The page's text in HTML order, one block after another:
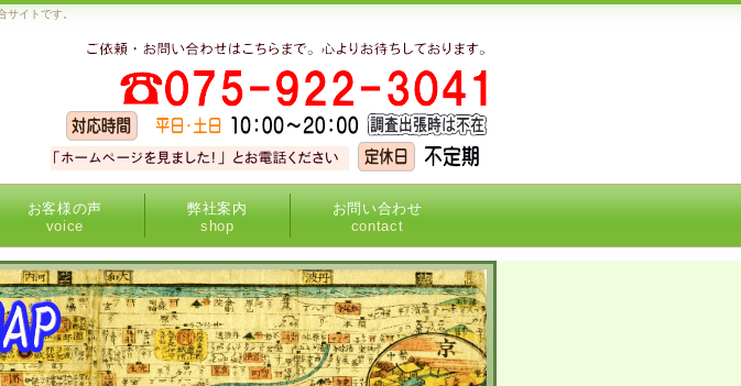
イトです。
お客様の声
voice
弊社案内
shop
お問い合わせ
contact